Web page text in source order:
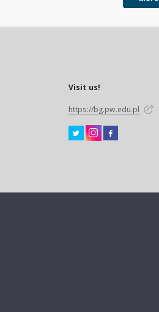
Visit us!
https://bg.pw.edu.pl